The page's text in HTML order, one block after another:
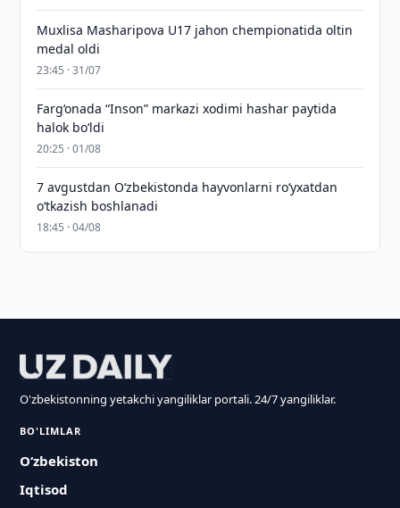
Muxlisa Masharipova U17 jahon chempionatida oltin
medal oldi
23:45 · 31/07
Farg‘onada “Inson” markazi xodimi hashar paytida
halok bo‘ldi
20:25 · 01/08
7 avgustdan O‘zbekistonda hayvonlarni ro‘yxatdan
o‘tkazish boshlanadi
18:45 · 04/08
O'zbekistonning yetakchi yangiliklar portali. 24/7 yangiliklar.
BO'LIMLAR
O‘zbekiston
Iqtisod